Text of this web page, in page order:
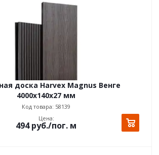
доска Harvex Magnus Венге
4000х140x27 мм
Код товара: 58139
Цена:
494руб./пог. м